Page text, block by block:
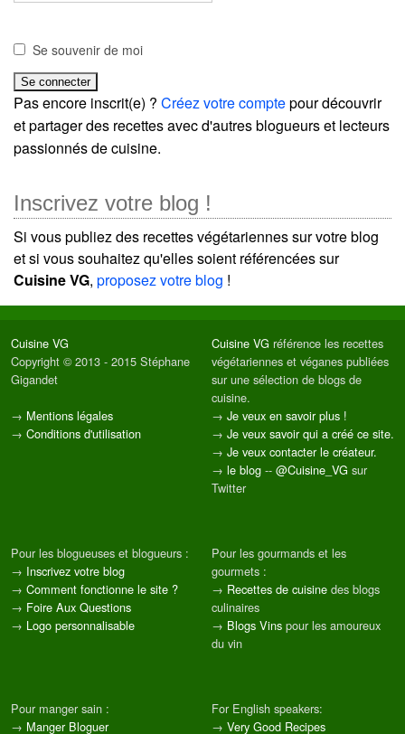
Se souvenir de moi
Pas encore inscrit(e) ? Créez votre comptepour découvrir
et partager des recettes avec d'autres blogueurs et lecteurs
passionnés de cuisine.
Inscrivez votre blog !
Si vous publiez des recettes végétariennes sur votre blog
et si vous souhaitez qu'elles soient référencées sur
Cuisine VG, proposez votre blog !
Cuisine VG
Copyright © 2013 - 2015 Stéphane
Gigandet
→ Mentions légales
→ Conditions d'utilisation
Cuisine VG référence les recettes
végétariennes et véganes publiées
sur une sélection de blogs de
cuisine.
→ Je veux en savoir plus !
→ Je veux savoir qui a créé ce site.
→ Je veux contacter le créateur.
→ le blog -- @Cuisine_VG sur
Twitter
Pour les blogueuses et blogueurs :
→ Inscrivez votre blog
→ Comment fonctionne le site ?
→ Foire Aux Questions
→ Logo personnalisable
Pour les gourmands et les
gourmets :
→ Recettes de cuisine des blogs
culinaires
→ Blogs Vins pour les amoureux
du vin
Pour manger sain :
→ Manger Bloguer
For English speakers:
→ Very Good Recipes